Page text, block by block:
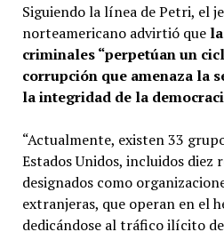
Siguiendo la línea de Petri, el
norteamericano advirtió que
criminales “perpetúan un
corrupción que amenaza la
la integridad de la
“Actualmente, existen 33
Estados Unidos, incluidos diez
designados como
extranjeras, que operan en el
dedicándose al tráfico ilícito